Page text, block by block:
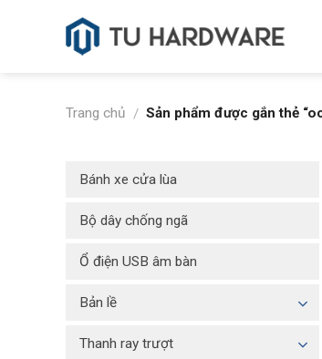
Trang chủ / Sản phẩm được gắn thẻ
Bánh xe cửa lùa
Bộ dây chống ngã
Ổ điện USB âm bàn
Bản lề
Thanh ray trượt